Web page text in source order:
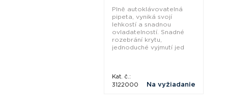
Plně autoklávovatelná
pipeta, vyniká svojí
lehkostí a snadnou
ovladatelností. Snadné
rozebrání krytu,
jednoduché vyjmutí jed
Kat. č.:
3122000
Na vyžiadanie